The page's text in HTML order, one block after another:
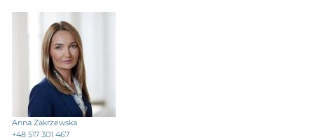
Anna Zakrzewska
+48 517 301 467